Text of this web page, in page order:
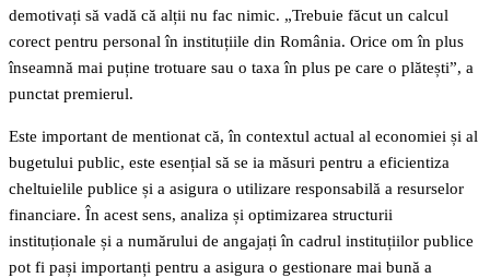
demotivați să vadă că alții nu fac nimic. „Trebuie făcut un calcul
corect pentru personal în instituțiile din România. Orice om în plus
înseamnă mai puține trotuare sau o taxa în plus pe care o plătești”, a
punctat premierul.
Este important de mentionat că, în contextul actual al economiei și al
bugetului public, este esențial să se ia măsuri pentru a eficientiza
cheltuielile publice și a asigura o utilizare responsabilă a resurselor
financiare. În acest sens, analiza și optimizarea structurii
instituționale și a numărului de angajați în cadrul instituțiilor publice
pot fi pași importanți pentru a asigura o gestionare mai bună a